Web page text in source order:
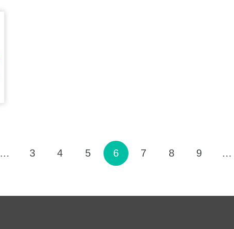
… 3 4 5 6 7 8 9 …